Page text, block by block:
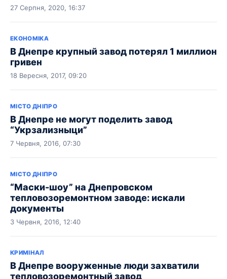
27 Серпня, 2020, 16:37
ЕКОНОМІКА
В Днепре крупный завод потерял 1 миллион
гривен
18 Вересня, 2017, 09:20
МІСТО ДНІПРО
В Днепре не могут поделить завод
“Укрзализныци”
7 Червня, 2016, 07:30
МІСТО ДНІПРО
“Маски-шоу” на Днепровском
тепловозоремонтном заводе: искали
документы
3 Червня, 2016, 12:40
КРИМІНАЛ
В Днепре вооруженные люди захватили
тепловозоремонтный завод